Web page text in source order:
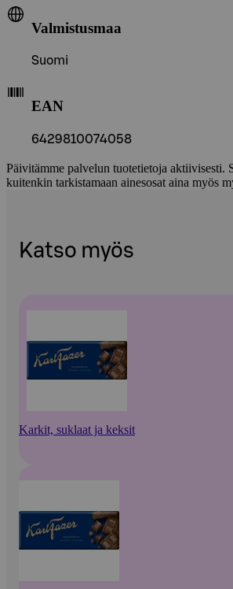
Valmistusmaa
Suomi
EAN
6429810074058
Päivitämme palvelun tuotetietoja aktiivisesti.
kuitenkin tarkistamaan ainesosat aina myös
Katso myös
Karkit, suklaat ja keksit